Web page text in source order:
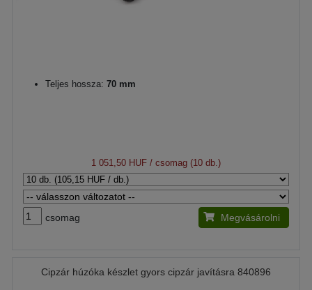
Teljes hossza: 70 mm
1 051,50 HUF / csomag (10 db.)
csomag Megvásárolni
Cipzár húzóka készlet gyors cipzár javításra 840896